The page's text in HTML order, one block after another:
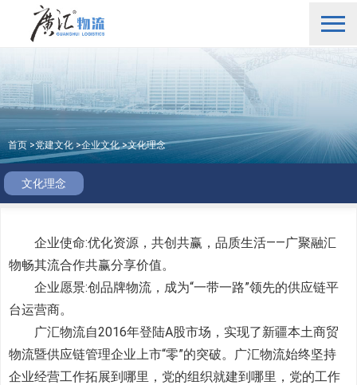
首页 >党建文化 >企业文化 >文化理念
文化理念
企业使命:优化资源，共创共赢，品质生活——广聚融汇
物畅其流合作共赢分享价值。
企业愿景:创品牌物流，成为“一带一路”领先的供应链平
台运营商。
广汇物流自2016年登陆A股市场，实现了新疆本土商贸
物流暨供应链管理企业上市“零”的突破。广汇物流始终坚持
企业经营工作拓展到哪里，党的组织就建到哪里，党的工作